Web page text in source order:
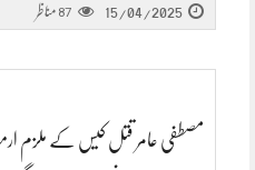
15/04/2025
87 مناظر
مصطفی عامر قتل کیس کے ملزم